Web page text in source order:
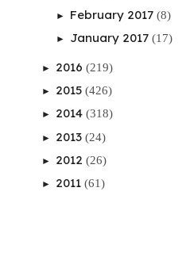
► February 2017 (8)
► January 2017 (17)
► 2016 (219)
► 2015 (426)
► 2014 (318)
► 2013 (24)
► 2012 (26)
► 2011 (61)